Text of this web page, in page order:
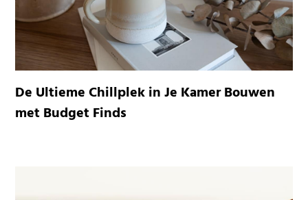
De Ultieme Chillplek in Je Kamer Bouwen
met Budget Finds